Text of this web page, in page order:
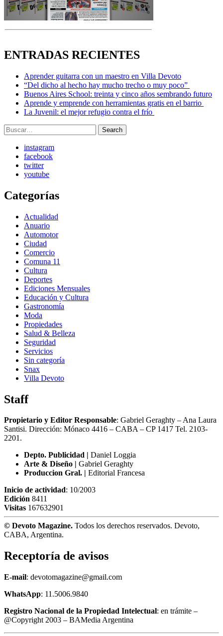
ENTRADAS RECIENTES
Aprender guitarra con un maestro en Villa Devoto
“Del dicho al hecho hay mucho trecho o muy poco”
Buenos Aires School: treinta y cinco años sembrando futuro
Aprende y emprende con herramientas gratis en el barrio
La Juvenil: el mejor refugio contra el frío
Search
for:
Search
instagram
facebook
twitter
youtube
Categorías
Actualidad
Anuario
Automotor
Ciudad
Comercio
Comuna 11
Cultura
Deportes
Ediciones Mensuales
Educación y Cultura
Gastronomía
Moda
Propiedades
Salud & Belleza
Seguridad
Servicios
Sin categoría
Snax
Villa Devoto
Staff
Propietario y Editor Responsable: Gabriel Geraghty – Ana Laura
Santisi. Dirección: Mónaco 4416 – CABA – CP 1417 Tel. 2103-
2201.
Depto. Publicidad |
Daniel Loggia
Arte & Diseño | Gabriel Geraghty
Produccion Gral. |
Editorial Francesa
Inicio de actividad: 10/2003
Edición 8411
Visitas 167632901
© Devoto Magazine. Todos los derechos reservados. Devoto,
CABA, Argentina.
Receptoría de avisos
E-mail: devotomagazine@gmail.com
WhatsApp: 11.5006.9840
Registro Nacional de la Propiedad Intelectual: en trámite –
@Copyright 2003 – BAMedia Argentina